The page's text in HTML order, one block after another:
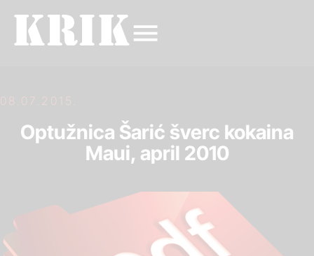
08.07.2015.
Optužnica Šarić šverc kokaina
Maui, april 2010